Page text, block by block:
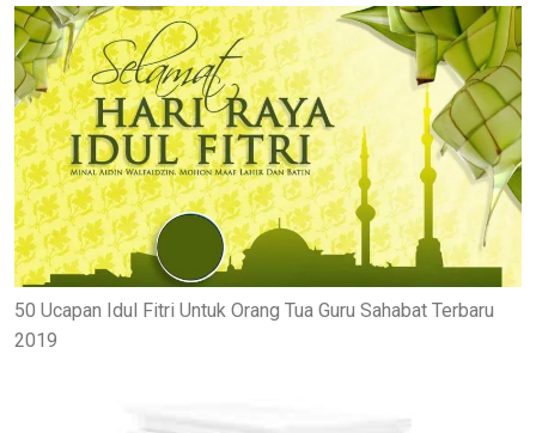
50 Ucapan Idul Fitri Untuk Orang Tua Guru Sahabat Terbaru
2019